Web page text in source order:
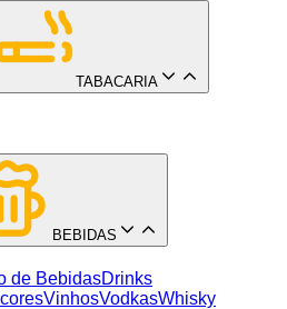
TABACARIA
BEBIDAS
de BebidasDrinks
VinhosVodkasWhisky